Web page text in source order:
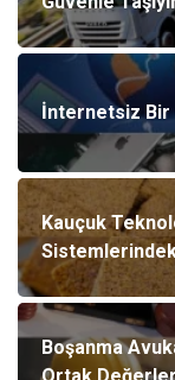
İnternetsiz Bir
Kauçuk
Boşanma